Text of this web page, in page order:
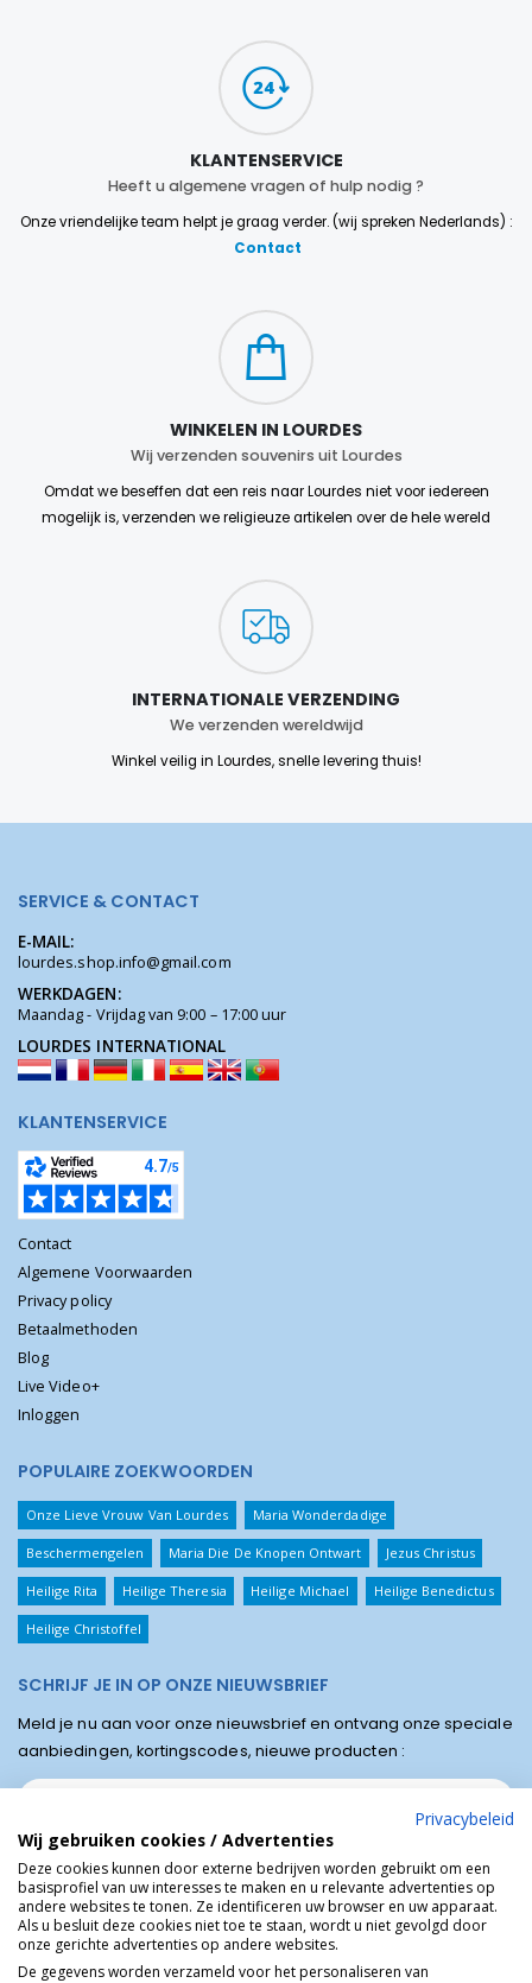
KLANTENSERVICE
Heeft u algemene vragen of hulp nodig ?
Onze vriendelijke team helpt je graag verder. (wij spreken Nederlands) :
Contact
WINKELEN IN LOURDES
Wij verzenden souvenirs uit Lourdes
Omdat we beseffen dat een reis naar Lourdes niet voor iedereen
mogelijk is, verzenden we religieuze artikelen over de hele wereld
INTERNATIONALE VERZENDING
We verzenden wereldwijd
Winkel veilig in Lourdes, snelle levering thuis!
SERVICE & CONTACT
E-MAIL:
lourdes.shop.info@gmail.com
WERKDAGEN:
Maandag - Vrijdag van 9:00 – 17:00 uur
LOURDES INTERNATIONAL
KLANTENSERVICE
Contact
Algemene Voorwaarden
Privacy policy
Betaalmethoden
Blog
Live Video+
Inloggen
POPULAIRE ZOEKWOORDEN
Onze Lieve Vrouw Van Lourdes Maria Wonderdadige
Beschermengelen Maria Die De Knopen Ontwart Jezus Christus
Heilige Rita Heilige Theresia Heilige Michael Heilige Benedictus
Heilige Christoffel
SCHRIJF JE IN OP ONZE NIEUWSBRIEF
Meld je nu aan voor onze nieuwsbrief en ontvang onze speciale
aanbiedingen, kortingscodes, nieuwe producten :
Privacybeleid
Wij gebruiken cookies / Advertenties
Deze cookies kunnen door externe bedrijven worden gebruikt om een
basisprofiel van uw interesses te maken en u relevante advertenties op
andere websites te tonen. Ze identificeren uw browser en uw apparaat.
Als u besluit deze cookies niet toe te staan, wordt u niet gevolgd door
onze gerichte advertenties op andere websites.
De gegevens worden verzameld voor het personaliseren van